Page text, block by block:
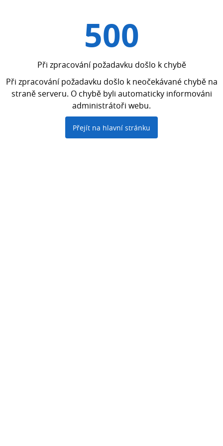
500
Při zpracování požadavku došlo k chybě
Při zpracování požadavku došlo k neočekávané chybě na
straně serveru. O chybě byli automaticky informováni
administrátoři webu.
Přejít na hlavní stránku